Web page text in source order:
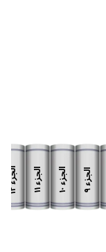
الجزء
٩
الجزء
١٠
الجزء
١١
الجزء
١٢